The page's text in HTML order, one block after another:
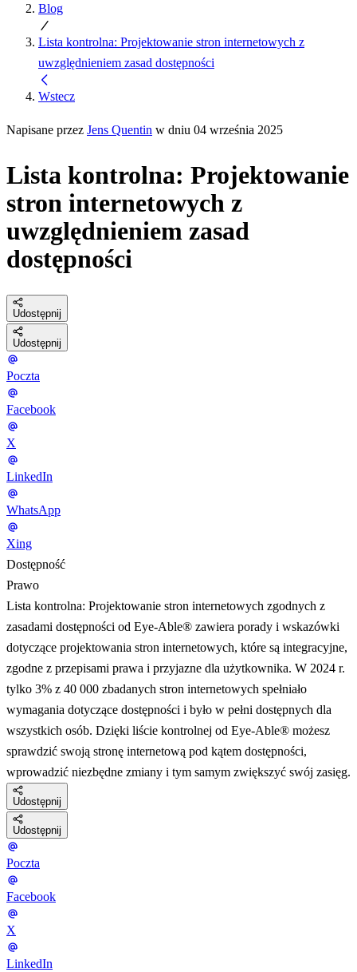
Blog
Lista kontrolna: Projektowanie stron internetowych z
uwzględnieniem zasad dostępności
Wstecz
Napisane przez Jens Quentin w dniu 04 września 2025
Lista kontrolna: Projektowanie
stron internetowych z
uwzględnieniem zasad
dostępności
Udostępnij
Udostępnij
Poczta
Facebook
X
LinkedIn
WhatsApp
Xing
Dostępność
Prawo
Lista kontrolna: Projektowanie stron internetowych zgodnych z
zasadami dostępności od Eye‑Able® zawiera porady i wskazówki
dotyczące projektowania stron internetowych, które są integracyjne,
zgodne z przepisami prawa i przyjazne dla użytkownika. W 2024 r.
tylko 3% z 40 000 zbadanych stron internetowych spełniało
wymagania dotyczące dostępności i było w pełni dostępnych dla
wszystkich osób. Dzięki liście kontrolnej od Eye‑Able® możesz
sprawdzić swoją stronę internetową pod kątem dostępności,
wprowadzić niezbędne zmiany i tym samym zwiększyć swój zasięg.
Udostępnij
Udostępnij
Poczta
Facebook
X
LinkedIn